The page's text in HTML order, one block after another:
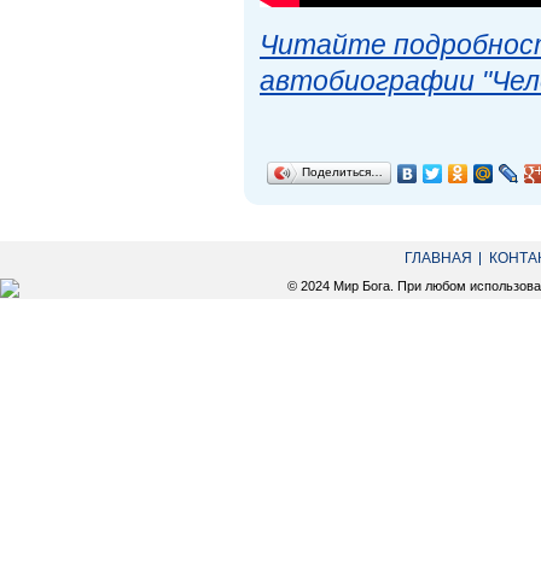
Читайте
автобиографии
Поделиться…
ГЛАВНАЯ
© 2024 Мир Бога. При любом